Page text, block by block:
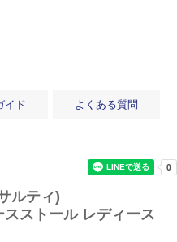
イド よくある質問
ルティ)
ストール レディース